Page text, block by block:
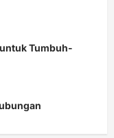
Tumbuh-